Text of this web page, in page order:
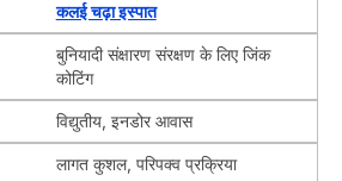
कलई चढ़ा इस्पात
बुनियादी संक्षारण संरक्षण के लिए जिंक
कोटिंग
विद्युतीय, इनडोर आवास
लागत कुशल, परिपक्व प्रक्रिया